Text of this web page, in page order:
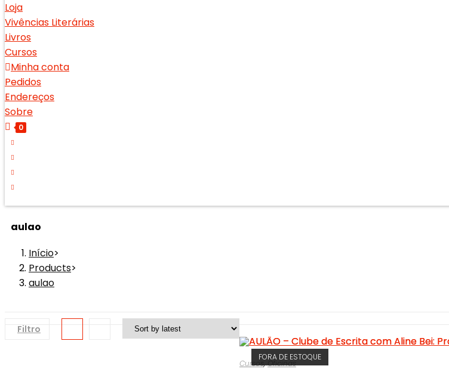
Loja
Vivências Literárias
Livros
Cursos
Minha conta
Pedidos
Endereços
Sobre
0
aulao
Início>
Products>
aulao
Filtro
FORA DE ESTOQUE
Cursos,Oficinas